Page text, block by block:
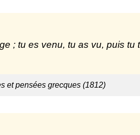
; tu es venu, tu as vu, puis tu
et pensées grecques (1812)